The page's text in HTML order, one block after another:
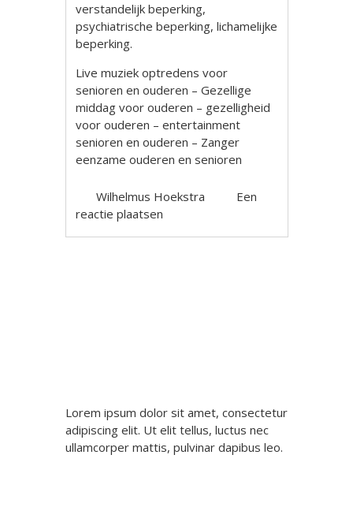
verstandelijk beperking,
psychiatrische beperking, lichamelijke
beperking.
Live muziek optredens voor
senioren en ouderen – Gezellige
middag voor ouderen – gezelligheid
voor ouderen – entertainment
senioren en ouderen – Zanger
eenzame ouderen en senioren
Wilhelmus Hoekstra
Een
reactie plaatsen
Lorem ipsum dolor sit amet, consectetur
adipiscing elit. Ut elit tellus, luctus nec
ullamcorper mattis, pulvinar dapibus leo.